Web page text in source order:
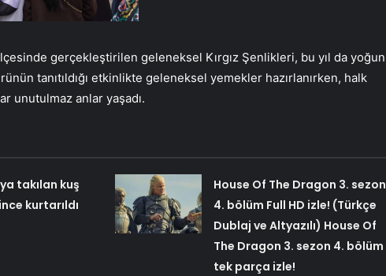
gerçekleştirilen geleneksel Kırgız Şenlikleri, bu yıl da yoğun
tanıtıldığı etkinlikte geleneksel yemekler hazırlanırken, halk
unutulmaz anlar yaşadı.
takılan kuş
kurtarıldı
House Of The Dragon 3. sezon
4. bölüm Full HD izle! (Türkçe
Dublaj ve Altyazılı) House Of
The Dragon 3. sezon 4. bölüm
tek parça izle!